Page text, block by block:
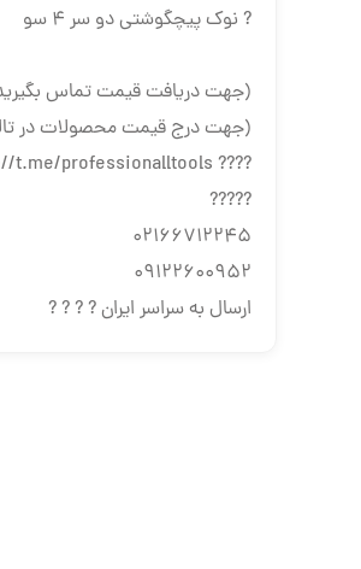
? نوک پیچگوشتی دو سر ۴ سو
(جهت دریافت قیمت تماس
(جهت درج قیمت محصولات در
???? https://t.me/professionalltools ????
?????
02166712245
09122600952
ارسال به سراسر ایران ? ? ? ?